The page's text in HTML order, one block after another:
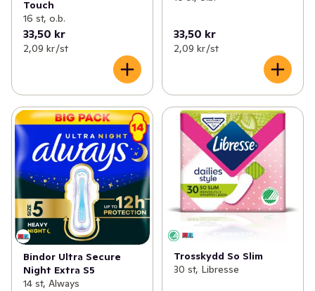
Touch
16 st, o.b.
33,50 kr
2,09 kr /st
33,50 kr
2,09 kr /st
Bindor Ultra Secure
Night Extra S5
14 st, Always
Trosskydd So Slim
30 st, Libresse